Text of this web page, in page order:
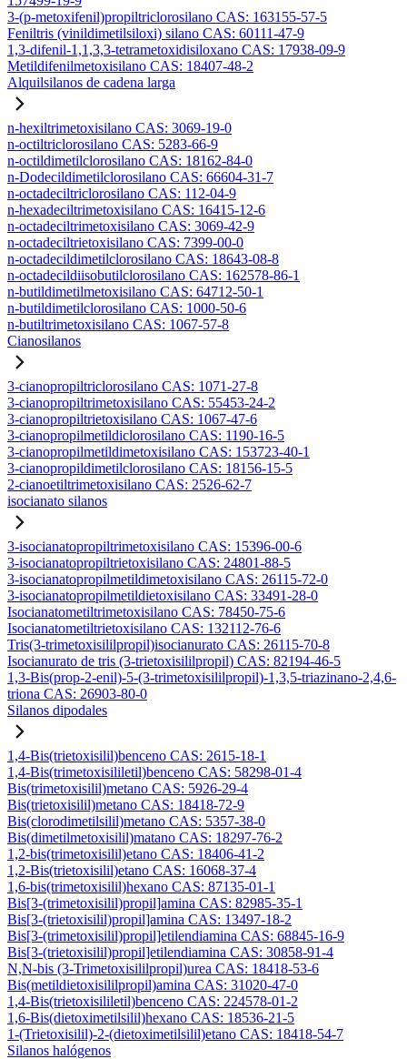
3-(p-metoxifenil)propiltriclorosilano CAS: 163155-57-5
Feniltris (vinildimetilsiloxi) silano CAS: 60111-47-9
1,3-difenil-1,1,3,3-tetrametoxidisiloxano CAS: 17938-09-9
Metildifenilmetoxisilano CAS: 18407-48-2
Alquilsilanos de cadena larga
n-hexiltrimetoxisilano CAS: 3069-19-0
n-octiltriclorosilano CAS: 5283-66-9
n-octildimetilclorosilano CAS: 18162-84-0
n-Dodecildimetilclorosilano CAS: 66604-31-7
n-octadeciltriclorosilano CAS: 112-04-9
n-hexadeciltrimetoxisilano CAS: 16415-12-6
n-octadeciltrimetoxisilano CAS: 3069-42-9
n-octadeciltrietoxisilano CAS: 7399-00-0
n-octadecildimetilclorosilano CAS: 18643-08-8
n-octadecildiisobutilclorosilano CAS: 162578-86-1
n-butildimetilmetoxisilano CAS: 64712-50-1
n-butildimetilclorosilano CAS: 1000-50-6
n-butiltrimetoxisilano CAS: 1067-57-8
Cianosilanos
3-cianopropiltriclorosilano CAS: 1071-27-8
3-cianopropiltrimetoxisilano CAS: 55453-24-2
3-cianopropiltrietoxisilano CAS: 1067-47-6
3-cianopropilmetildiclorosilano CAS: 1190-16-5
3-cianopropilmetildimetoxisilano CAS: 153723-40-1
3-cianopropildimetilclorosilano CAS: 18156-15-5
2-cianoetiltrimetoxisilano CAS: 2526-62-7
isocianato silanos
3-isocianatopropiltrimetoxisilano CAS: 15396-00-6
3-isocianatopropiltrietoxisilano CAS: 24801-88-5
3-isocianatopropilmetildimetoxisilano CAS: 26115-72-0
3-isocianatopropilmetildietoxisilano CAS: 33491-28-0
Isocianatometiltrimetoxisilano CAS: 78450-75-6
Isocianatometiltrietoxisilano CAS: 132112-76-6
Tris(3-trimetoxisililpropil)isocianurato CAS: 26115-70-8
Isocianurato de tris (3-trietoxisililpropil) CAS: 82194-46-5
1,3-Bis(prop-2-enil)-5-(3-trimetoxisililpropil)-1,3,5-triazinano-2,4,6-
triona CAS: 26903-80-0
Silanos dipodales
1,4-Bis(trietoxisilil)benceno CAS: 2615-18-1
1,4-Bis(trimetoxisililetil)benceno CAS: 58298-01-4
Bis(trimetoxisilil)metano CAS: 5926-29-4
Bis(trietoxisilil)metano CAS: 18418-72-9
Bis(clorodimetilsilil)metano CAS: 5357-38-0
Bis(dimetilmetoxisilil)matano CAS: 18297-76-2
1,2-bis(trimetoxisilil)etano CAS: 18406-41-2
1,2-Bis(trietoxisilil)etano CAS: 16068-37-4
1,6-bis(trimetoxisilil)hexano CAS: 87135-01-1
Bis[3-(trimetoxisilil)propil]amina CAS: 82985-35-1
Bis[3-(trietoxisilil)propil]amina CAS: 13497-18-2
Bis[3-(trimetoxisilil)propil]etilendiamina CAS: 68845-16-9
Bis[3-(trietoxisilil)propil]etilendiamina CAS: 30858-91-4
N,N-bis (3-Trimetoxisililpropil)urea CAS: 18418-53-6
Bis(metildietoxisililpropil)amina CAS: 31020-47-0
1,4-Bis(trietoxisililetil)benceno CAS: 224578-01-2
1,6-Bis(dietoximetilsilil)hexano CAS: 18536-21-5
1-(Trietoxisilil)-2-(dietoximetilsilil)etano CAS: 18418-54-7
Silanos halógenos